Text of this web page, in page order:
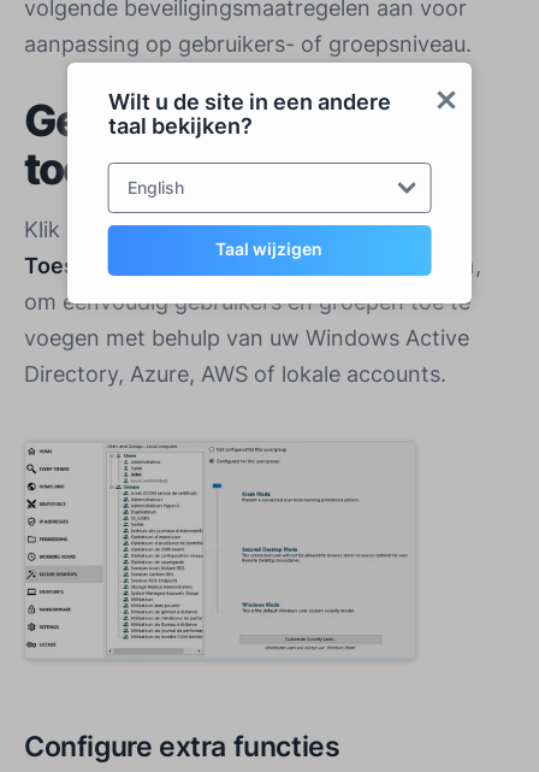
Wilt u de site in een andere
taal bekijken?
English
Taal wijzigen
volgende beveiligingsmaatregelen aan voor
aanpassing op gebruikers- of groepsniveau.
Gebruikers en groepen
toevoegen
Klik op een van deVeilige Desktop,
Toestemming
Working Hours
Kenmerken,
om eenvoudig gebruikers en groepen toe te
voegen met behulp van uw Windows Active
Directory, Azure, AWS of lokale accounts.
Configure extra functies